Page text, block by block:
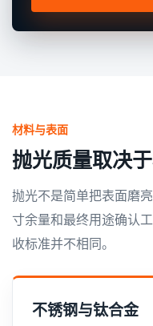
材料与表面
抛光质量取决
抛光不是简单把表面磨
寸余量和最终用途确认
收标准并不相同。
不锈钢与钛合金